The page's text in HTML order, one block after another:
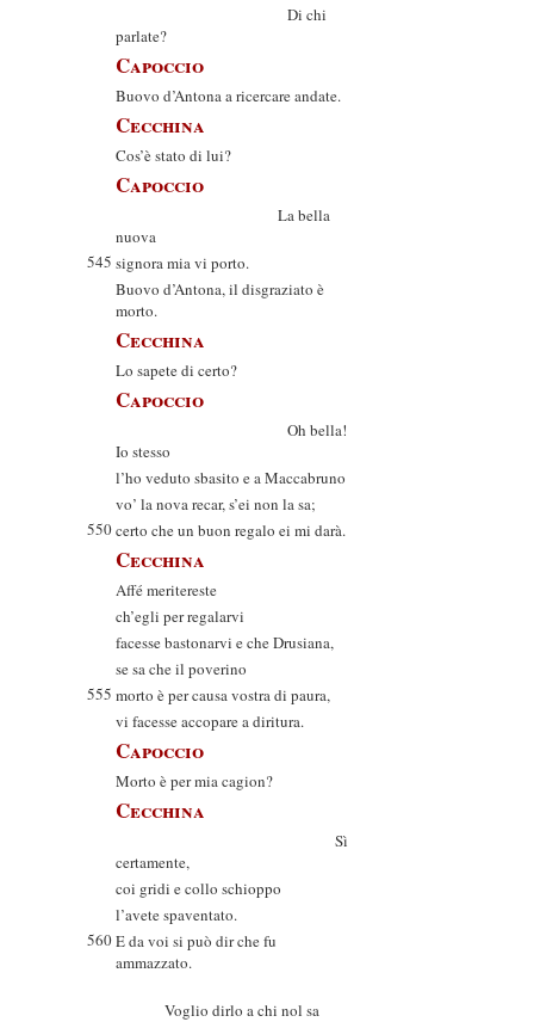
Di chi
parlate?
Capoccio
Buovo d’Antona a ricercare andate.
Cecchina
Cos’è stato di lui?
Capoccio
La bella
nuova
545 signora mia vi porto.
Buovo d’Antona, il disgraziato è
morto.
Cecchina
Lo sapete di certo?
Capoccio
Oh bella!
Io stesso
l’ho veduto sbasito e a Maccabruno
vo’ la nova recar, s’ei non la sa;
550certo che un buon regalo ei mi darà.
Cecchina
Affé meritereste
ch’egli per regalarvi
facesse bastonarvi e che Drusiana,
se sa che il poverino
555 morto è per causa vostra di paura,
vi facesse accopare a diritura.
Capoccio
Morto è per mia cagion?
Cecchina
Sì
certamente,
coi gridi e collo schioppo
l’avete spaventato.
560E da voi si può dir che fu
ammazzato.
Voglio dirlo a chi nol sa